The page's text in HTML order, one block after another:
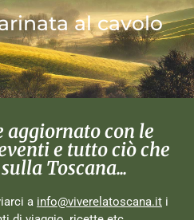
al cavolo
aggiornato con le
e tutto ciò che
Toscana...
a info@viverelatoscana.it i